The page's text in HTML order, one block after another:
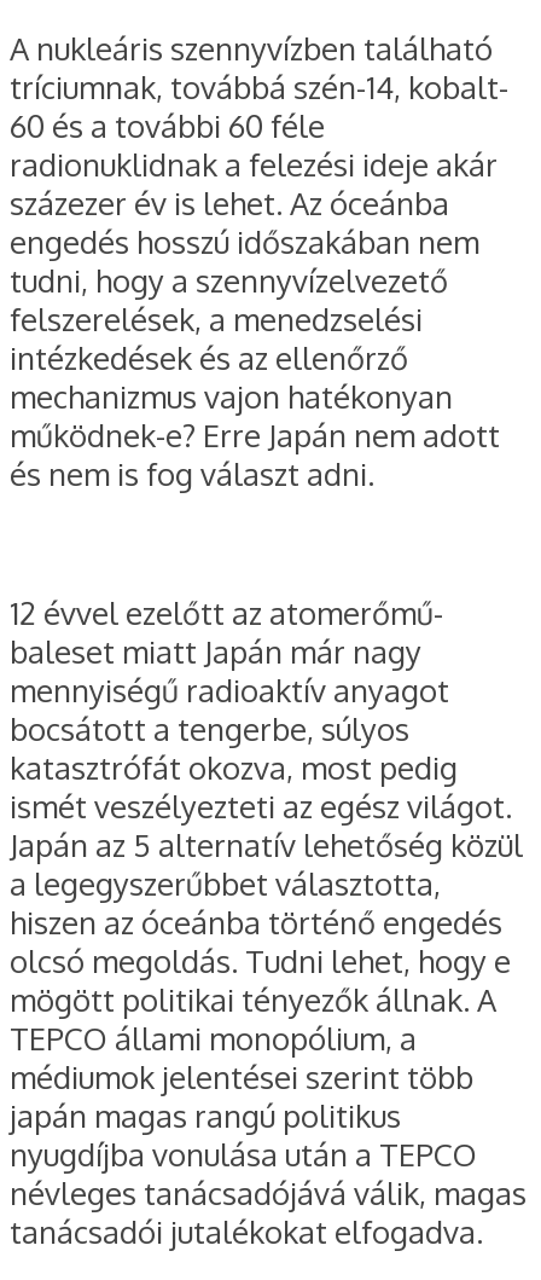
A nukleáris szennyvízben található
tríciumnak, továbbá szén-14, kobalt-
60 és a további 60 féle
radionuklidnak a felezési ideje akár
százezer év is lehet. Az óceánba
engedés hosszú időszakában nem
tudni, hogy a szennyvízelvezető
felszerelések, a menedzselési
intézkedések és az ellenőrző
mechanizmus vajon hatékonyan
működnek-e? Erre Japán nem adott
és nem is fog választ adni.
12 évvel ezelőtt az atomerőmű-
baleset miatt Japán már nagy
mennyiségű radioaktív anyagot
bocsátott a tengerbe, súlyos
katasztrófát okozva, most pedig
ismét veszélyezteti az egész világot.
Japán az 5 alternatív lehetőség közül
a legegyszerűbbet választotta,
hiszen az óceánba történő engedés
olcsó megoldás. Tudni lehet, hogy e
mögött politikai tényezők állnak. A
TEPCO állami monopólium, a
médiumok jelentései szerint több
japán magas rangú politikus
nyugdíjba vonulása után a TEPCO
névleges tanácsadójává válik, magas
tanácsadói jutalékokat elfogadva.